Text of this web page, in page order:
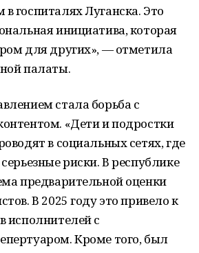
госпиталях Луганска. Это
инициатива, которая
для других», — отметила
палаты.
стала борьба с
«Дети и подростки
в социальных сетях, где
риски. В республике
предварительной оценки
В 2025 году это привело к
исполнителей с
Кроме того, был